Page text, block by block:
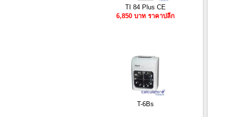
TI 84 Plus CE
6,850 บาท ราคาปลีก
T-6Bs